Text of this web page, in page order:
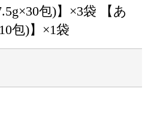
包)】×3袋 【あ
包)】×1袋